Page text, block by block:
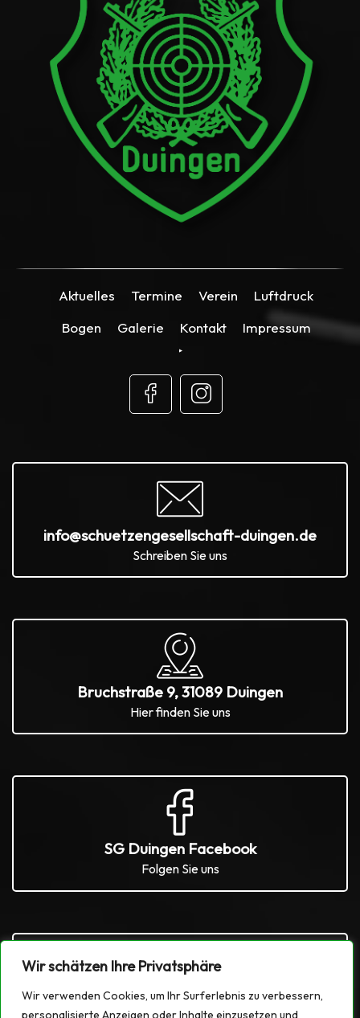
Wir schätzen Ihre Privatsphäre
Wir verwenden Cookies, um Ihr Surferlebnis zu verbessern,
personalisierte Anzeigen oder Inhalte einzusetzen und
Aktuelles Termine Verein
Luftdruck
Bogen
Galerie Kontakt Impressum
info@schuetzengesellschaft-duingen.de
Schreiben Sie uns
Bruchstraße 9, 31089 Duingen
Hier finden Sie uns
SG Duingen Facebook
Folgen Sie uns
SG Duingen Instagram